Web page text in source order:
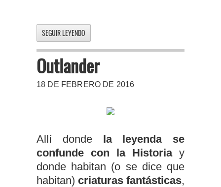
SEGUIR LEYENDO
Outlander
18 DE FEBRERO DE 2016
Allí donde la leyenda se
confunde con la Historiay
donde habitan (o se dice que
habitan) criaturas fantásticas,